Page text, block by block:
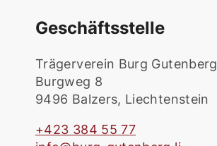
Geschäftsstelle
Trägerverein Burg Gutenberg
Burgweg 8
9496 Balzers, Liechtenstein
+423 384 55 77